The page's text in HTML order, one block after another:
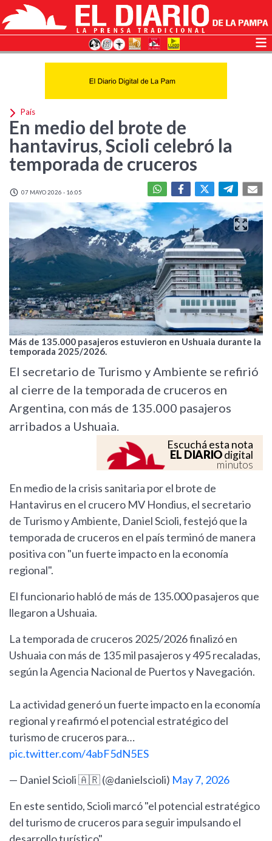
País
En medio del brote de
hantavirus, Scioli celebró la
temporada de cruceros
07 MAYO 2026 - 16:05
Más de 135.000 pasajeros estuvieron en Ushuaia durante la
temporada 2025/2026.
El secretario de Turismo y Ambiente se refirió
al cierre de la temporada de cruceros en
Argentina, con más de 135.000 pasajeros
arribados a Ushuaia.
Escuchá esta nota
EL DIARIOdigital
minutos
En medio de la crisis sanitaria por el brote de
Hantavirus en el crucero MV Hondius, el secretario
de Turismo y Ambiente, Daniel Scioli, festejó que la
temporada de cruceros en el país terminó de manera
positiva con "un fuerte impacto en la economía
regional".
El funcionario habló de más de 135.000 pasajeros que
llegaron a Ushuaia.
La temporada de cruceros 2025/2026 finalizó en
Ushuaia con más de 135 mil pasajeros y 495 recaladas,
según la Agencia Nacional de Puertos y Navegación.
La actividad generó un fuerte impacto en la economía
regional y reafirmó el potencial estratégico del
turismo de cruceros para…
pic.twitter.com/4abF5dN5ES
— Daniel Scioli 🇦🇷 (@danielscioli) May 7, 2026
En este sentido, Scioli marcó "el potencial estratégico
del turismo de cruceros para seguir impulsando el